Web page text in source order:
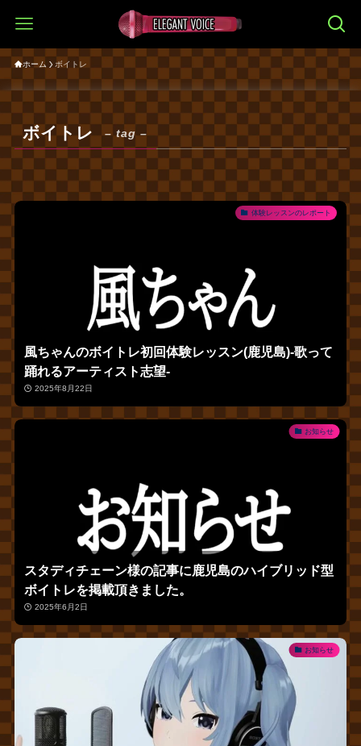
ホーム ボイトレ
ボイトレ – tag –
体験レッスンのレポート
風ちゃんのボイトレ初回体験レッスン(鹿児島)‐歌って
踊れるアーティスト志望‐
2025年8月22日
お知らせ
スタディチェーン様の記事に鹿児島のハイブリッド型
ボイトレを掲載頂きました。
2025年6月2日
お知らせ